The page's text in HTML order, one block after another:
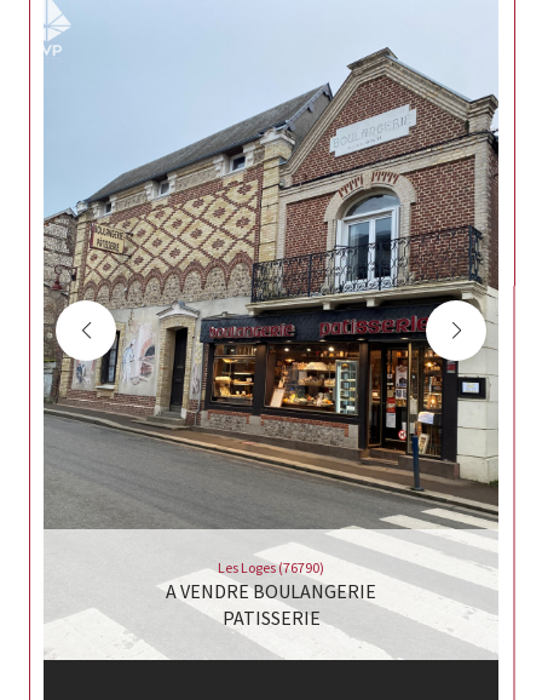
Les Loges (76790)
A VENDRE BOULANGERIE
PATISSERIE